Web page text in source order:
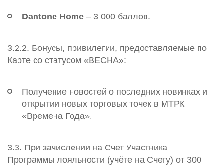
Dantone Home – 3 000 баллов.
3.2.2. Бонусы, привилегии, предоставляемые по
Карте со статусом «ВЕСНА»:
Получение новостей о последних новинках и
открытии новых торговых точек в МТРК
«Времена Года».
3.3. При зачислении на Счет Участника
Программы лояльности (учёте на Счету) от 300